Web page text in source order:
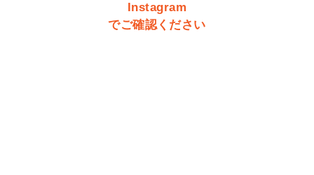
Instagram
でご確認ください